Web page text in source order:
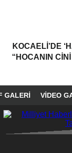
KOCAELI’DE
“HOCANIN
GALERI VIDEO